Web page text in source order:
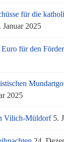
für die
Januar 2025
Euro für den
2025
Vilich-Müldorf 5.